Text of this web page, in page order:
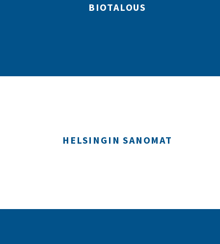
BIOTALOUS
HELSINGIN SANOMAT